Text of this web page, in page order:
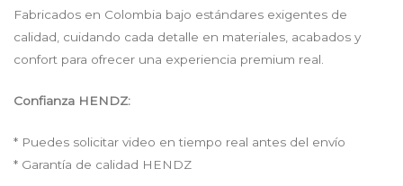
Fabricados en Colombia bajo estándares exigentes de
calidad, cuidando cada detalle en materiales, acabados y
confort para ofrecer una experiencia premium real.
Confianza HENDZ:
* Puedes solicitar video en tiempo real antes del envío
* Garantía de calidad HENDZ